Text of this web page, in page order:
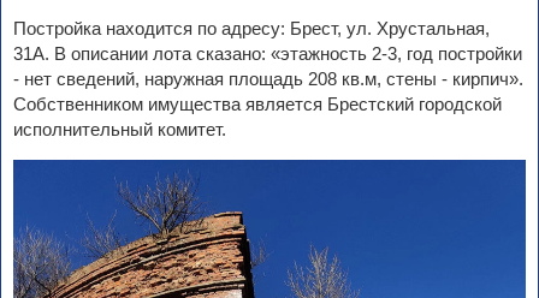
Постройка находится по адресу: Брест, ул. Хрустальная,
31А. В описании лота сказано: «этажность 2-3, год постройки
- нет сведений, наружная площадь 208 кв.м, стены - кирпич».
Собственником имущества является Брестский городской
исполнительный комитет.